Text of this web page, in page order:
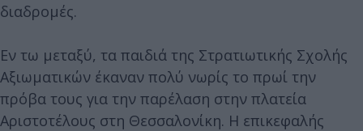
διαδρομές.
Εν τω μεταξύ, τα παιδιά της Στρατιωτικής Σχολής
Αξιωματικών έκαναν πολύ νωρίς το πρωί την
πρόβα τους για την παρέλαση στην πλατεία
Αριστοτέλους στη Θεσσαλονίκη. Η επικεφαλής